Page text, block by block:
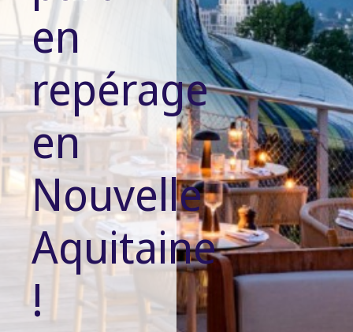
en
repérage
en
Nouvelle
Aquitaine
!